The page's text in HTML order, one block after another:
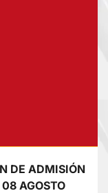
DE ADMISIÓN
AGOSTO